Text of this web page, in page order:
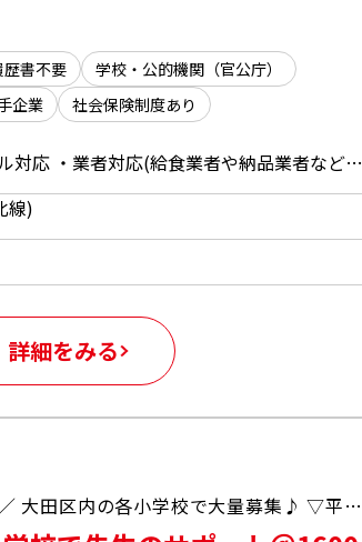
歴書不要
学校・公的機関（官公庁）
企業 社会保険制度あり
「保育園の事務サポート」 ・電話やメール対応 ・業者対応(給食業者や納品業者など) ・データ入力 ・書類チェック、ファイリング ・その他庶務業務 ※職員の方のサポートとなりますので、園児と関わることはございません
線)
詳細をみる
＼未経験OK＆年齢不問！なのに高時給！＠1600+交／ 大田区内の各小学校で大量募集♪ ▽平日週4日勤務！経験や資格は不要♪ ▽ブランクがある方や未経験者でも安心して働ける環境♪ ▽幅広い年代の方がご活躍されている職場です 来社不要！WEB登録もご活用ください＾＾